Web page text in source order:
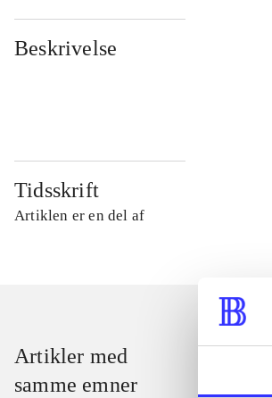
Beskrivelse
Tidsskrift
Artiklen er en del af
Artikler med
samme emner